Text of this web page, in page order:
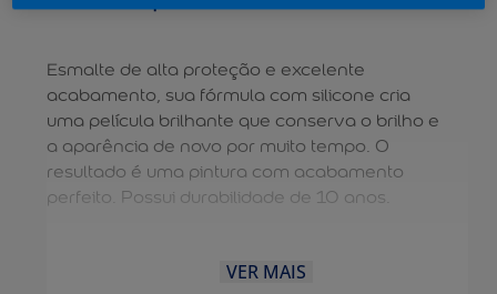
Esmalte de alta proteção e excelente
acabamento, sua fórmula com silicone cria
uma película brilhante que conserva o brilho e
a aparência de novo por muito tempo. O
resultado é uma pintura com acabamento
perfeito. Possui durabilidade de 10 anos.
VER MAIS